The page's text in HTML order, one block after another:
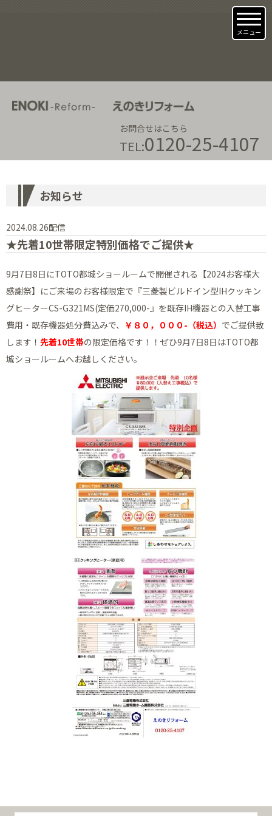
お問合せはこちら
TEL:0120-25-4107
メニュー
お知らせ
2024.08.26配信
★先着10世帯限定特別価格でご提供★
9月7日8日にTOTO都城ショールームで開催される【2024お客様大
感謝祭】にご来場のお客様限定で『三菱製ビルドイン型IHクッキン
グヒーターCS-G321MS(定価270,000-』を既存IH機器との入替工事
費用・既存機器処分費込みで、 ￥８０，０００-（税込） でご提供致
します！ 先着10世帯の限定価格です！！ぜひ9月7日8日はTOTO都
城ショールームへお越しください。